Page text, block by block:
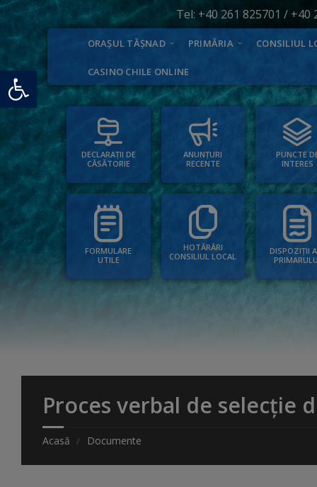
Deschide bara de unelte
Tel: +40 261 825701 / +40
ORAȘUL TĂȘNAD PRIMĂRIA CONSILIUL
CASINO CHILE ONLINE
DECLARAȚII DE
CĂSĂTORIE
ANUNȚURI
RECENTE
PUNCTE
INTERES
FORMULARE
UTILE
HOTĂRÂRI
CONSILIUL LOCAL
DISPOZIȚII
Proces verbal de selecție
Acasă Documente